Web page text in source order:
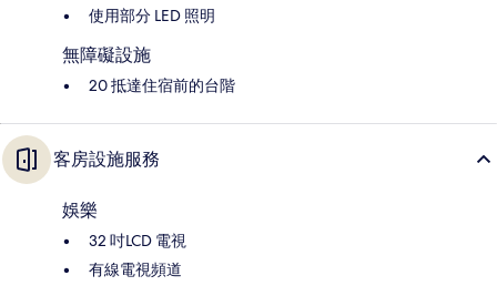
使用部分 LED 照明
無障礙設施
20 抵達住宿前的台階
客房設施服務
娛樂
32 吋LCD 電視
有線電視頻道